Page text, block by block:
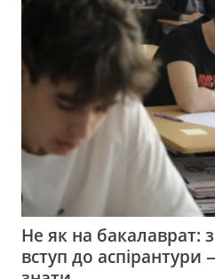
Не як на бакалаврат:
вступ до